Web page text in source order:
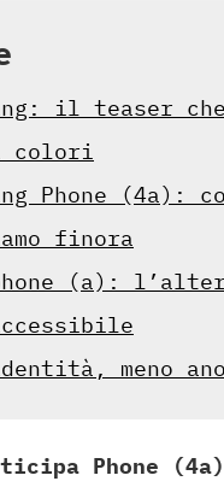
il teaser
colori
Phone (4a):
finora
(a):
meno
Phone